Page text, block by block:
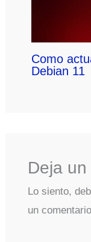
Como
Debian 11
Deja
Lo siento,
un